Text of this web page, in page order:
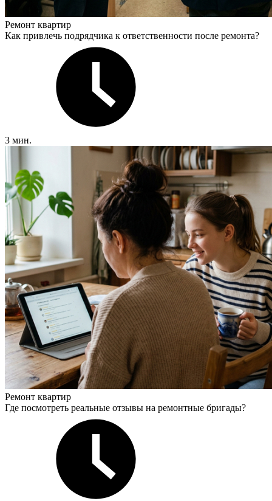
Ремонт квартир
Как привлечь подрядчика к ответственности после ремонта?
3 мин.
Ремонт квартир
Где посмотреть реальные отзывы на ремонтные бригады?